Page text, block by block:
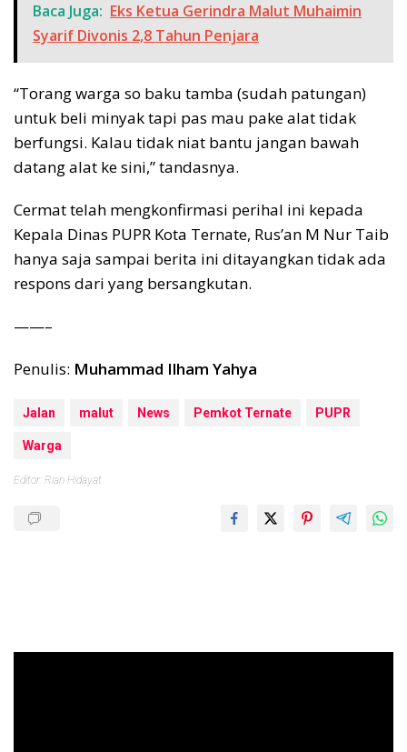
Baca Juga: Eks Ketua Gerindra Malut Muhaimin
Syarif Divonis 2,8 Tahun Penjara
“Torang warga so baku tamba (sudah patungan)
untuk beli minyak tapi pas mau pake alat tidak
berfungsi. Kalau tidak niat bantu jangan bawah
datang alat ke sini,” tandasnya.
Cermat telah mengkonfirmasi perihal ini kepada
Kepala Dinas PUPR Kota Ternate, Rus’an M Nur Taib
hanya saja sampai berita ini ditayangkan tidak ada
respons dari yang bersangkutan.
——–
Penulis: Muhammad Ilham Yahya
Jalan malut News Pemkot Ternate PUPR
Warga
Editor: Rian Hidayat